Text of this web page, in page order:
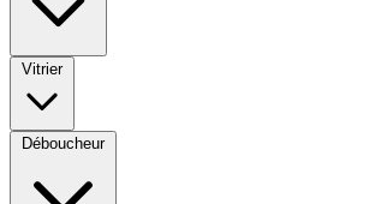
Vitrier
Déboucheur